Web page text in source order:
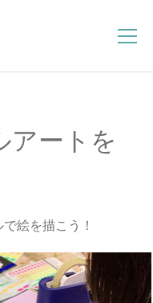
アートを
絵を描こう！